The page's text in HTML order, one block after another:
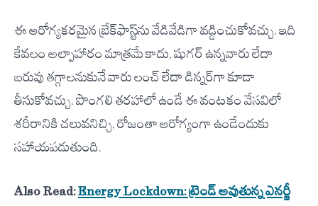
ఈ ఆరోగ్యకరమైన బ్రేక్‌ఫాస్ట్‌ను వేడివేడిగా వడ్డించుకోవచ్చు. ఇది
కేవలం అల్పాహారం మాత్రమే కాదు, షుగర్ ఉన్నవారు లేదా
బరువు తగ్గాలనుకునే వారు లంచ్ లేదా డిన్నర్‌గా కూడా
తీసుకోవచ్చు. పొంగలి తరహాలో ఉండే ఈ వంటకం వేసవిలో
శరీరానికి చలువనిచ్చి, రోజంతా ఆరోగ్యంగా ఉండేందుకు
సహాయపడుతుంది.
Also Read:Energy Lockdown: ట్రెండ్ అవుతున్న ఎనర్జీ